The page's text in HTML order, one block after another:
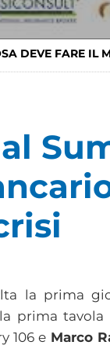
DEVE FARE IL
la prima
prima
106 e Marco